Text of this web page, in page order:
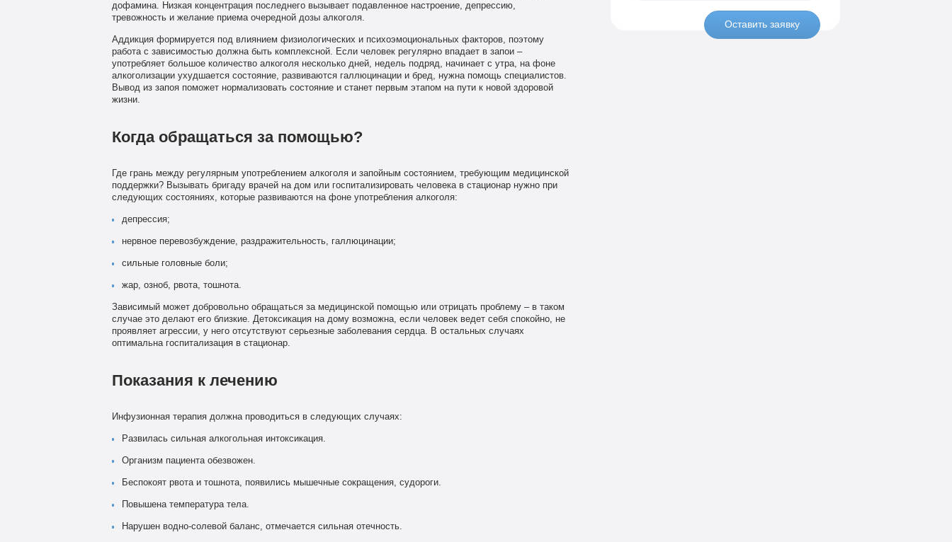
дофамина. Низкая концентрация последнего вызывает подавленное настроение, депрессию,
тревожность и желание приема очередной дозы алкоголя.
Аддикция формируется под влиянием физиологических и психоэмоциональных факторов, поэтому
работа с зависимостью должна быть комплексной. Если человек регулярно впадает в запои –
употребляет большое количество алкоголя несколько дней, недель подряд, начинает с утра, на фоне
алкоголизации ухудшается состояние, развиваются галлюцинации и бред, нужна помощь специалистов.
Вывод из запоя поможет нормализовать состояние и станет первым этапом на пути к новой здоровой
жизни.
Когда обращаться за помощью?
Где грань между регулярным употреблением алкоголя и запойным состоянием, требующим медицинской
поддержки? Вызывать бригаду врачей на дом или госпитализировать человека в стационар нужно при
следующих состояниях, которые развиваются на фоне употребления алкоголя:
депрессия;
нервное перевозбуждение, раздражительность, галлюцинации;
сильные головные боли;
жар, озноб, рвота, тошнота.
Зависимый может добровольно обращаться за медицинской помощью или отрицать проблему – в таком
случае это делают его близкие. Детоксикация на дому возможна, если человек ведет себя спокойно, не
проявляет агрессии, у него отсутствуют серьезные заболевания сердца. В остальных случаях
оптимальна госпитализация в стационар.
Показания к лечению
Инфузионная терапия должна проводиться в следующих случаях:
Развилась сильная алкогольная интоксикация.
Организм пациента обезвожен.
Беспокоят рвота и тошнота, появились мышечные сокращения, судороги.
Повышена температура тела.
Нарушен водно-солевой баланс, отмечается сильная отечность.
Оставить заявку